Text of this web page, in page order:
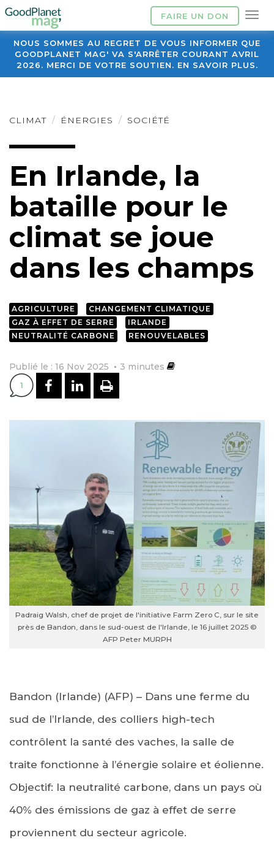
FAIRE UN DON
NOUS SOMMES AU REGRET DE VOUS INFORMER QUE
GOODPLANET MAG' VA S'ARRÊTER COURANT AVRIL
2026. MERCI DE VOTRE SOUTIEN. EN SAVOIR PLUS.
CLIMAT ÉNERGIES SOCIÉTÉ
En Irlande, la
bataille pour le
climat se joue
dans les champs
AGRICULTURE
CHANGEMENT CLIMATIQUE
GAZ À EFFET DE SERRE
IRLANDE
NEUTRALITÉ CARBONE
RENOUVELABLES
Publié le : 16 Nov 2025 3 minutes
1 PARTAGER SUR FACEBOOK
PARTAGER SUR
IMPRIMER
Padraig Walsh, chef de projet de l'initiative Farm Zero C, sur le site
près de Bandon, dans le sud-ouest de l'Irlande, le 16 juillet 2025 ©
AFP Peter MURPH
Bandon (Irlande) (AFP) – Dans une ferme du
sud de l’Irlande, des colliers high-tech
contrôlent la santé des vaches, la salle de
traite fonctionne à l’énergie solaire et éolienne.
Objectif: la neutralité carbone, dans un pays où
40% des émissions de gaz à effet de serre
proviennent du secteur agricole.